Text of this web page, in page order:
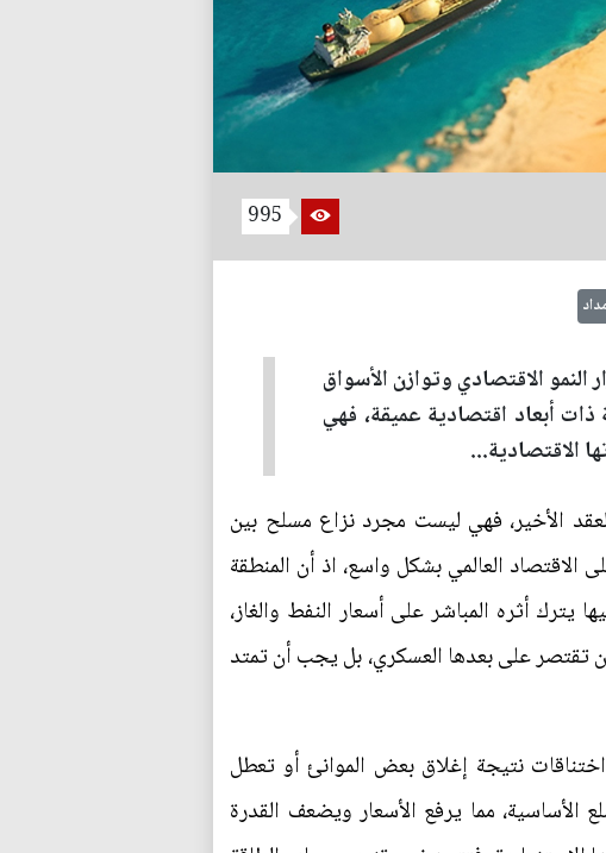
995
الاقتصادي وتوازن الأسواق
أبعاد اقتصادية عميقة، فهي
الاقتصادية...
الأخير، فهي ليست مجرد نزاع مسلح بين
العالمي بشكل واسع، اذ أن المنطقة
أثره المباشر على أسعار النفط والغاز،
تقتصر على بعدها العسكري، بل يجب أن تمتد
نتيجة إغلاق بعض الموانئ أو تعطل
الأساسية، مما يرفع الأسعار ويضعف القدرة